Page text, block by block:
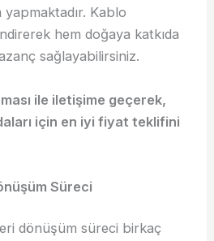
Kablo
hem doğaya katkıda
sağlayabilirsiniz.
ile iletişime geçerek,
için en iyi fiyat teklifini
Süreci
dönüşüm süreci birkaç